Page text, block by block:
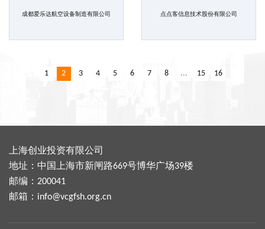
成都爱乐达航空设备制造有限公司 点点客信息技术股份有限公司
1 2 3 4 5 6 7 8 ... 15 16
上海创业投资有限公司
地址：中国上海市新闸路669号博华广场39楼
邮编：200041
邮箱： info@vcgfsh.org.cn